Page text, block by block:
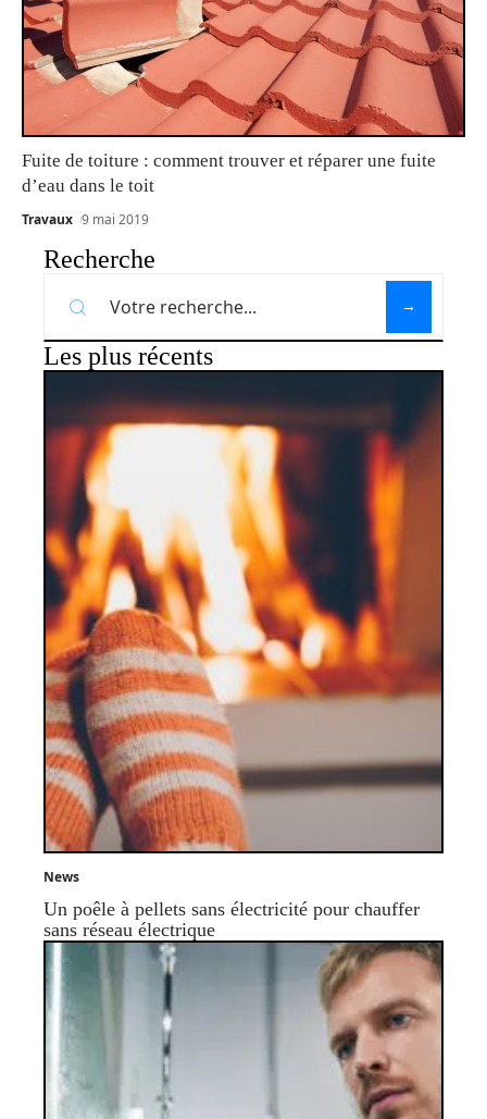
Fuite de toiture : comment trouver et réparer une fuite
d’eau dans le toit
Travaux 9 mai 2019
Recherche
Les plus récents
News
Un poêle à pellets sans électricité pour chauffer
sans réseau électrique